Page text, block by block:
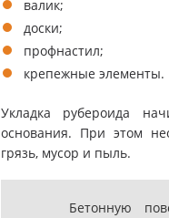
валик;
доски;
профнастил;
крепежные элементы.
Укладка рубероида
основания. При этом
грязь, мусор и пыль.
Бетонную